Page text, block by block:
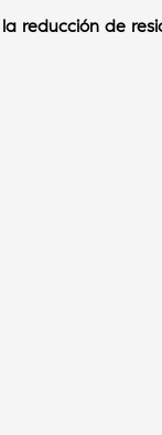
reducción de